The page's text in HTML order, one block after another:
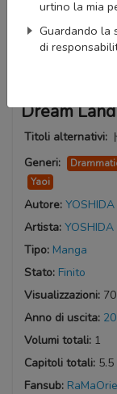
urtino la mia
Guardando la
di
Dream Land
Titoli alternativi:
Generi:
Yaoi
Autore:
Artista: YOSHIDA
Tipo: Manga
Stato: Finito
Visualizzazioni:
Anno di uscita:
Volumi totali: 1
Capitoli totali: 5.5
Fansub: